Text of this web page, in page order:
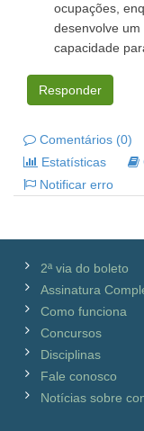
ocupações,
desenvolve
capacidade
Responder
Comentários (0)
Estatísticas
Notificar erro
2ª via do boleto
Assinatura
Como funciona
Concursos
Disciplinas
Fale conosco
Notícias sobre